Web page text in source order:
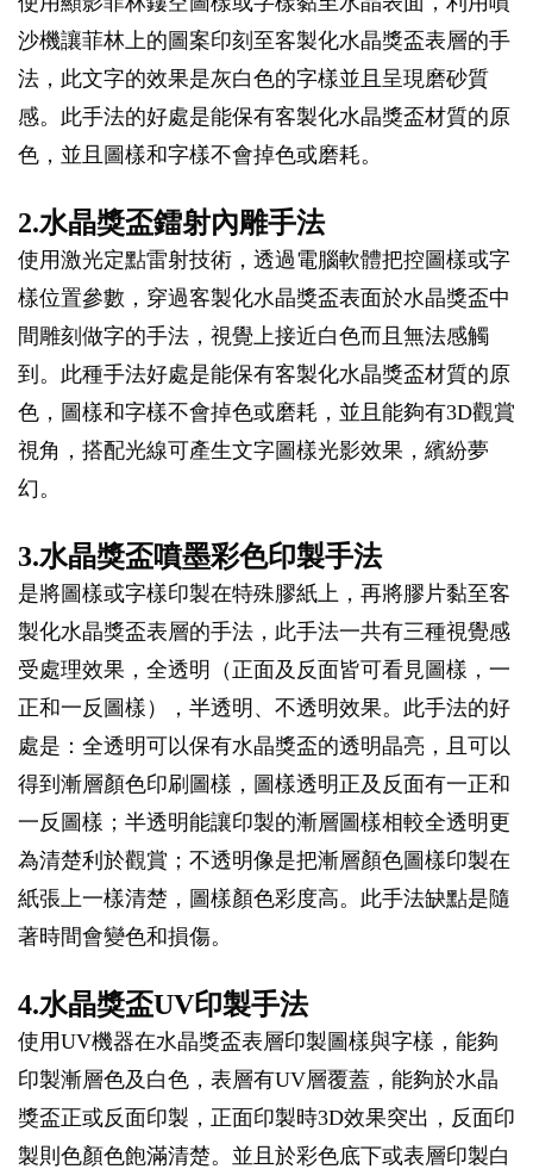
沙機讓菲林上的圖案印刻至客製化水晶獎盃表層的手
法，此文字的效果是灰白色的字樣並且呈現磨砂質
感。此手法的好處是能保有客製化水晶獎盃材質的原
色，並且圖樣和字樣不會掉色或磨耗。
2.水晶獎盃鐳射內雕手法
使用激光定點雷射技術，透過電腦軟體把控圖樣或字
樣位置參數，穿過客製化水晶獎盃表面於水晶獎盃中
間雕刻做字的手法，視覺上接近白色而且無法感觸
到。此種手法好處是能保有客製化水晶獎盃材質的原
色，圖樣和字樣不會掉色或磨耗，並且能夠有3D觀賞
視角，搭配光線可產生文字圖樣光影效果，繽紛夢
幻。
3.水晶獎盃噴墨彩色印製手法
是將圖樣或字樣印製在特殊膠紙上，再將膠片黏至客
製化水晶獎盃表層的手法，此手法一共有三種視覺感
受處理效果，全透明（正面及反面皆可看見圖樣，一
正和一反圖樣），半透明、不透明效果。此手法的好
處是：全透明可以保有水晶獎盃的透明晶亮，且可以
得到漸層顏色印刷圖樣，圖樣透明正及反面有一正和
一反圖樣；半透明能讓印製的漸層圖樣相較全透明更
為清楚利於觀賞；不透明像是把漸層顏色圖樣印製在
紙張上一樣清楚，圖樣顏色彩度高。此手法缺點是隨
著時間會變色和損傷。
4.水晶獎盃UV印製手法
使用UV機器在水晶獎盃表層印製圖樣與字樣，能夠
印製漸層色及白色，表層有UV層覆蓋，能夠於水晶
獎盃正或反面印製，正面印製時3D效果突出，反面印
製則色顏色飽滿清楚。並且於彩色底下或表層印製白